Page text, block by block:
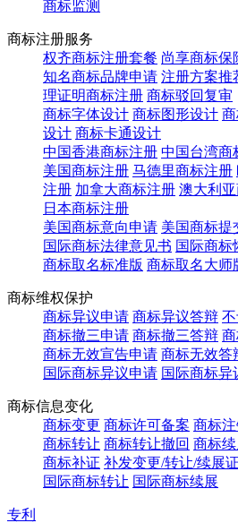
商标监测
商标注册服务
权齐商标注册套餐 尚享商标保
知名商标品牌申请 注册方案推
理证明商标注册 商标驳回复审
商标字体设计 商标图形设计
设计 商标卡通设计
中国香港商标注册 中国台湾商
美国商标注册 马德里商标注册
注册 加拿大商标注册 澳大利
日本商标注册
美国商标意向申请 美国商标提
国际商标法律意见书 国际商标
商标取名标准版 商标取名大师
商标维权保护
商标异议申请 商标异议答辩
商标撤三申请 商标撤三答辩
商标无效宣告申请 商标无效答
国际商标异议申请 国际商标异
商标信息变化
商标变更 商标许可备案 商标
商标转让 商标转让撤回 商标
商标补证 补发变更/转让/续展
国际商标转让 国际商标续展
专利